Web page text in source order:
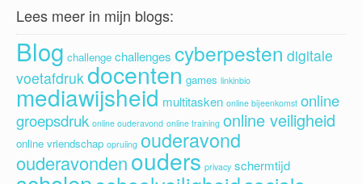
Lees meer in mijn blogs:
Blog challenge challenges cyberpesten digitale
voetafdruk docenten games linkinbio
mediawijsheid multitasken online bijeenkomst online
groepsdruk online ouderavond online training online veiligheid
online vriendschap opruiing ouderavond
ouderavondenouders privacy schermtijd